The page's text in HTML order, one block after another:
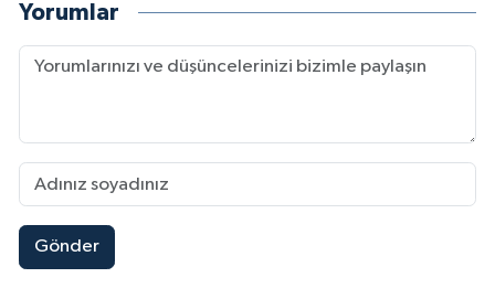
Yorumlar
Gönder